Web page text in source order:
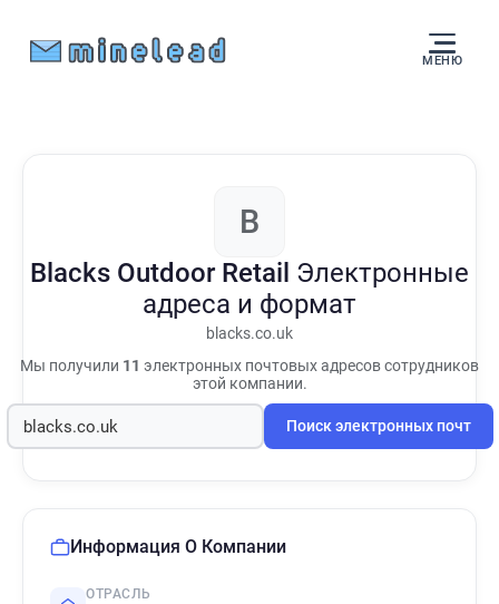
МЕНЮ
B
Blacks Outdoor Retail Электронные
адреса и формат
blacks.co.uk
Мы получили 11 электронных почтовых адресов сотрудников
этой компании.
Поиск электронных почт
Информация О Компании
ОТРАСЛЬ